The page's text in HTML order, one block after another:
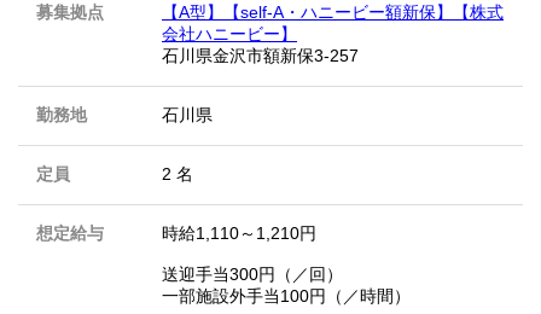
募集拠点
【A型】【self-A・ハニービー額新保】【株式
会社ハニービー】
石川県金沢市額新保3-257
勤務地 石川県
定員 2 名
想定給与 時給1,110～1,210円
送迎手当300円（／回）
一部施設外手当100円（／時間）